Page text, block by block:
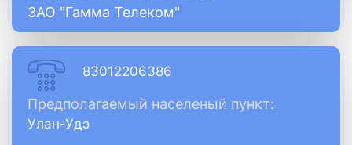
ЗАО "Гамма Телеком"
83012206386
Предполагаемый населеный пункт:
Улан-Удэ